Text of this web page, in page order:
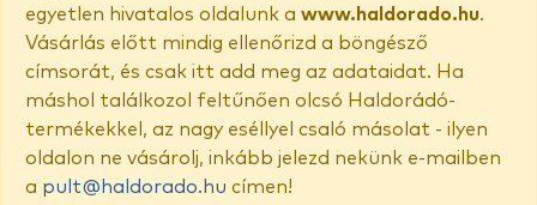
egyetlen hivatalos oldalunk a www.haldorado.hu.
Vásárlás előtt mindig ellenőrizd a böngésző
címsorát, és csak itt add meg az adataidat. Ha
máshol találkozol feltűnően olcsó Haldorádó-
termékekkel, az nagy eséllyel csaló másolat - ilyen
oldalon ne vásárolj, inkább jelezd nekünk e-mailben
a pult@haldorado.hu címen!